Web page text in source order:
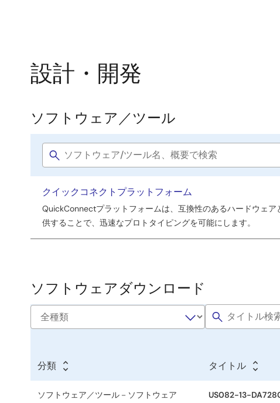
設計・開発
ソ
フ
ト
ェ
ア
／
ル
ソフトウェア／ツール
Software
title
クイックコネクトプラットフォーム
QuickConnectプラットフォームは、互換性のあるハードウェ
供することで、迅速なプロトタイピングを可能にします。
ソフトウェアダウンロード
分類 タイトル
ソフトウェア／ツール－ソフトウェア
US082-13-